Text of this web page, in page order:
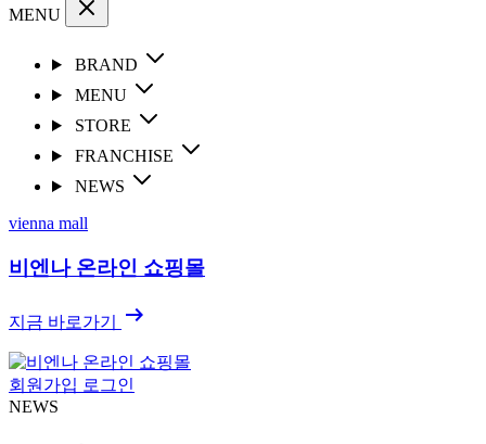
MENU
BRAND
MENU
STORE
FRANCHISE
NEWS
vienna mall
비엔나 온라인 쇼핑몰
지금 바로가기 arrow_right_alt
회원가입 로그인
NEWS